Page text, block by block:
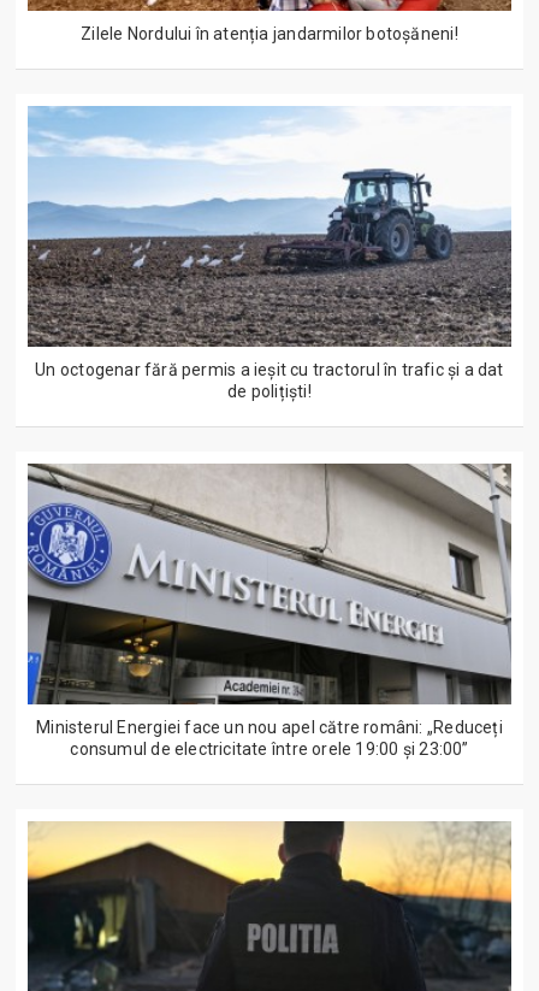
Zilele Nordului în atenția jandarmilor botoșăneni!
Un octogenar fără permis a ieșit cu tractorul în trafic și a dat
de polițiști!
Ministerul Energiei face un nou apel către români: „Reduceți
consumul de electricitate între orele 19:00 și 23:00”